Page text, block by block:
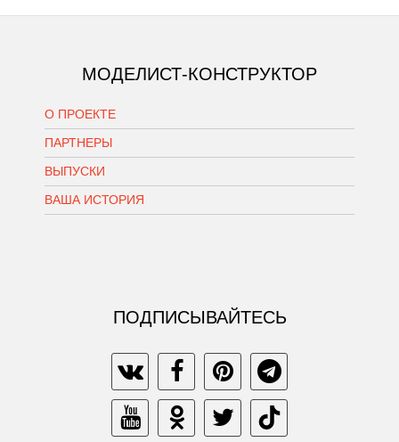
МОДЕЛИСТ-КОНСТРУКТОР
О ПРОЕКТЕ
ПАРТНЕРЫ
ВЫПУСКИ
ВАША ИСТОРИЯ
ПОДПИСЫВАЙТЕСЬ